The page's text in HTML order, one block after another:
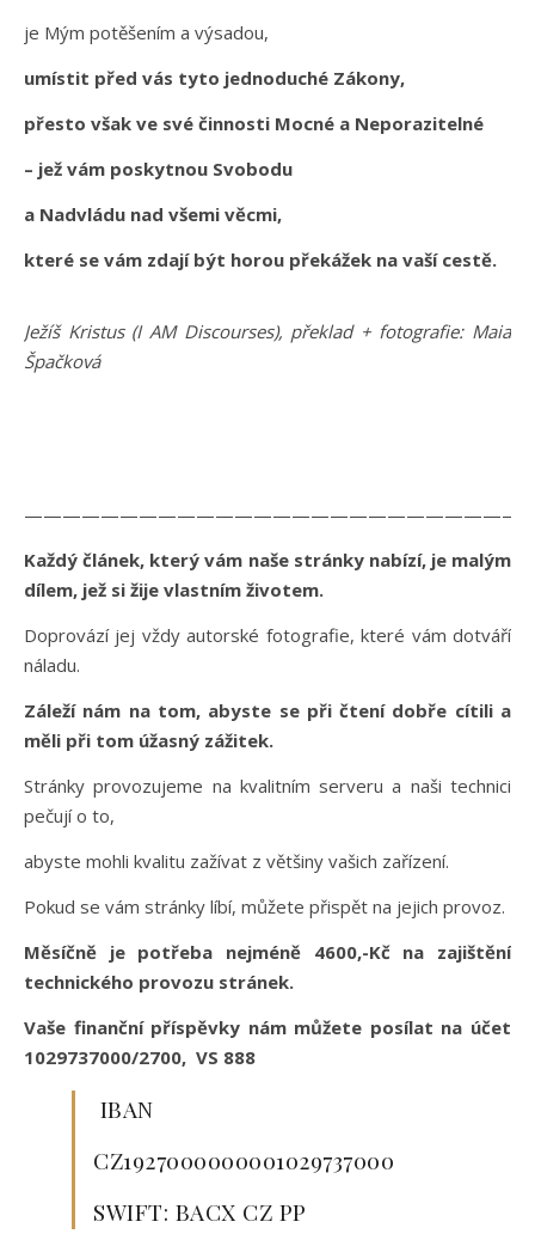
je Mým potěšením a výsadou,
umístit před vás tyto jednoduché Zákony,
přesto však ve své činnosti Mocné a Neporazitelné
– jež vám poskytnou Svobodu
a Nadvládu nad všemi věcmi,
které se vám zdají být horou překážek na vaší cestě.
Ježíš Kristus (I AM Discourses), překlad + fotografie: Maia
Špačková
Každý článek, který vám naše stránky nabízí, je malým
dílem, jež si žije vlastním životem.
Doprovází jej vždy autorské fotografie, které vám dotváří
náladu.
Záleží nám na tom, abyste se při čtení dobře cítili a
měli při tom úžasný zážitek.
Stránky provozujeme na kvalitním serveru a naši technici
pečují o to,
abyste mohli kvalitu zažívat z většiny vašich zařízení.
Pokud se vám stránky líbí, můžete přispět na jejich provoz.
Měsíčně je potřeba nejméně 4600,-Kč na zajištění
technického provozu stránek.
Vaše finanční příspěvky nám můžete posílat na účet
1029737000/2700, VS 888
IBAN
CZ1927000000001029737000
SWIFT: BACX CZ PP